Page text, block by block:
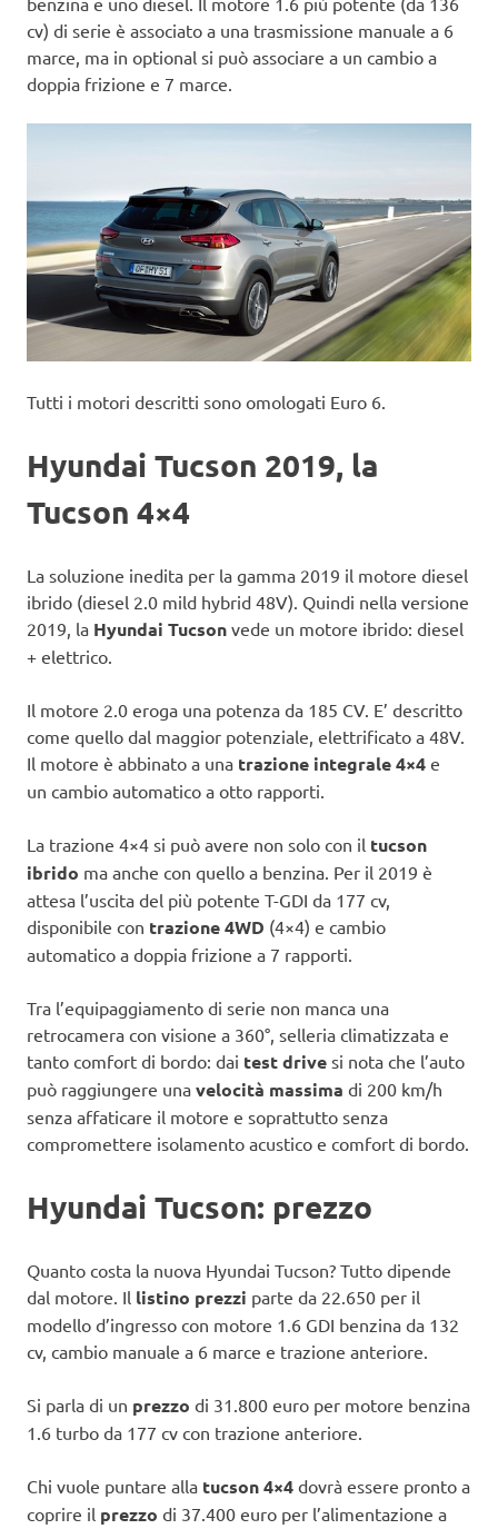
cv) di serie è associato a una trasmissione manuale a 6
marce, ma in optional si può associare a un cambio a
doppia frizione e 7 marce.
Tutti i motori descritti sono omologati Euro 6.
Hyundai Tucson 2019, la
Tucson 4×4
La soluzione inedita per la gamma 2019 il motore diesel
ibrido (diesel 2.0 mild hybrid 48V). Quindi nella versione
2019, la Hyundai Tucson vede un motore ibrido: diesel
+ elettrico.
Il motore 2.0 eroga una potenza da 185 CV. E’ descritto
come quello dal maggior potenziale, elettrificato a 48V.
Il motore è abbinato a una trazione integrale 4×4 e
un cambio automatico a otto rapporti.
La trazione 4×4 si può avere non solo con il tucson
ibrido ma anche con quello a benzina. Per il 2019 è
attesa l’uscita del più potente T-GDI da 177 cv,
disponibile con trazione 4WD (4×4) e cambio
automatico a doppia frizione a 7 rapporti.
Tra l’equipaggiamento di serie non manca una
retrocamera con visione a 360°, selleria climatizzata e
tanto comfort di bordo: dai test drive si nota che l’auto
può raggiungere una velocità massima di 200 km/h
senza affaticare il motore e soprattutto senza
compromettere isolamento acustico e comfort di bordo.
Hyundai Tucson: prezzo
Quanto costa la nuova Hyundai Tucson? Tutto dipende
dal motore. Il listino prezzi parte da 22.650 per il
modello d’ingresso con motore 1.6 GDI benzina da 132
cv, cambio manuale a 6 marce e trazione anteriore.
Si parla di un prezzo di 31.800 euro per motore benzina
1.6 turbo da 177 cv con trazione anteriore.
Chi vuole puntare alla tucson 4×4 dovrà essere pronto a
coprire il prezzo di 37.400 euro per l’alimentazione a